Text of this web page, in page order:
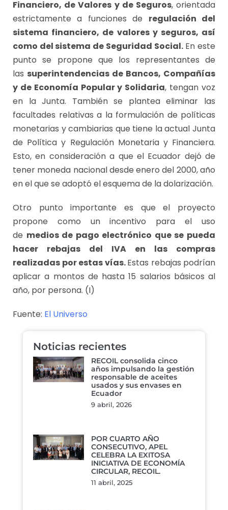
Financiero, de Valores y de Seguros, orientada
estrictamente a funciones de regulación del
sistema financiero, de valores y seguros, así
como del sistema de Seguridad Social.En este
punto se propone que los representantes de
las superintendencias de Bancos, Compañías
y de Economía Popular y Solidaria, tengan voz
en la Junta. También se plantea eliminar las
facultades relativas a la formulación de políticas
monetarias y cambiarias que tiene la actual Junta
de Política y Regulación Monetaria y Financiera.
Esto, en consideración a que el Ecuador dejó de
tener moneda nacional desde enero del 2000, año
en el que se adoptó el esquema de la dolarización.
Otro punto importante es que el proyecto
propone como un incentivo para el uso
de medios de pago electrónico que se pueda
hacer rebajas del IVA en las compras
realizadas por estas vías.Estas rebajas podrían
aplicar a montos de hasta 15 salarios básicos al
año, por persona. (I)
Fuente: El Universo
Noticias recientes
RECOIL consolida cinco
años impulsando la gestión
responsable de aceites
usados y sus envases en
Ecuador
9 abril, 2026
POR CUARTO AÑO
CONSECUTIVO, APEL
CELEBRA LA EXITOSA
INICIATIVA DE ECONOMÍA
CIRCULAR, RECOIL.
11 abril, 2025